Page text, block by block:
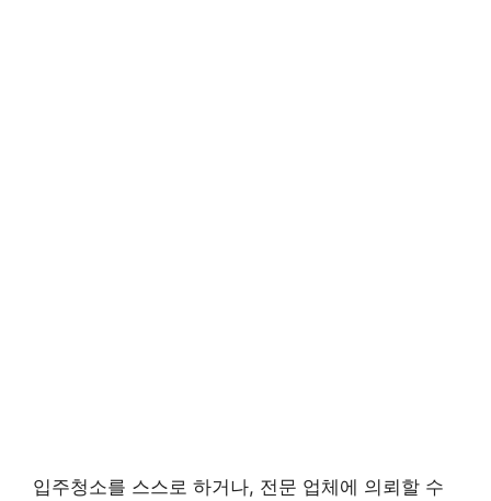
입주청소를 스스로 하거나, 전문 업체에 의뢰할 수